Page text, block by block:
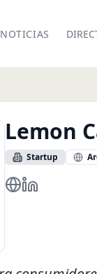
NOTICIAS
Lemon
Startup
https://https://